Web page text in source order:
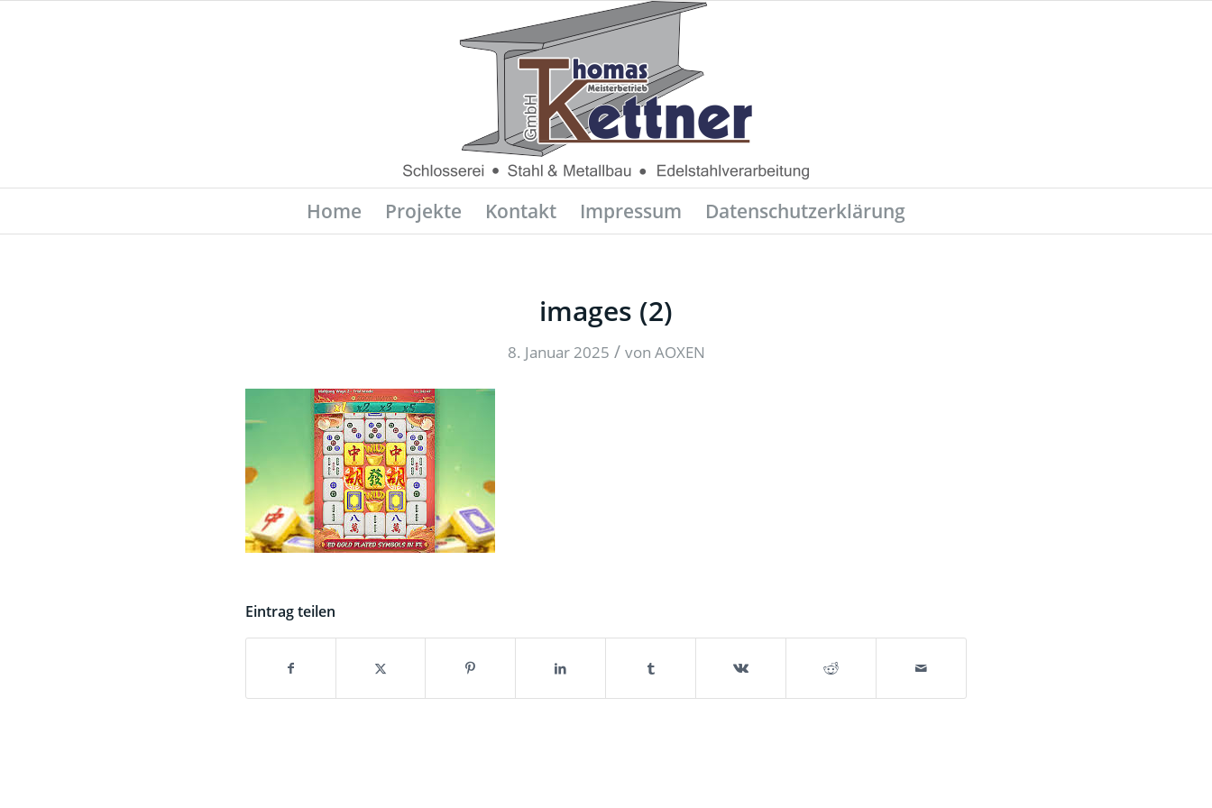
Home Projekte Kontakt Impressum Datenschutzerklärung
images (2)
8. Januar 2025 / von AOXEN
Eintrag teilen